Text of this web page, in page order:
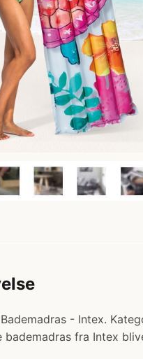
- Intex.
bademadras fra Intex